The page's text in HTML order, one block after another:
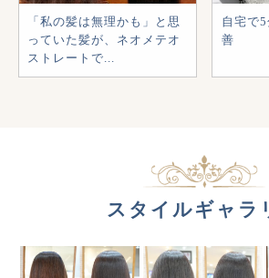
「私の髪は無理かも」と思
っていた髪が、ネオメテオ
ストレートで...
自宅で
善
スタイルギャラ